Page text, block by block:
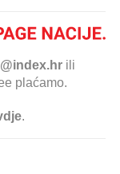
ili
plaćamo.
.